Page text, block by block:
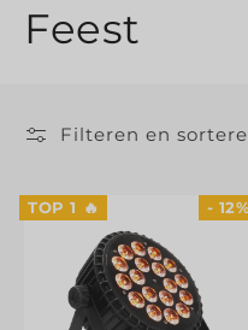
C
l
e
Feest
Filteren en
TOP 1 🔥 - 12%